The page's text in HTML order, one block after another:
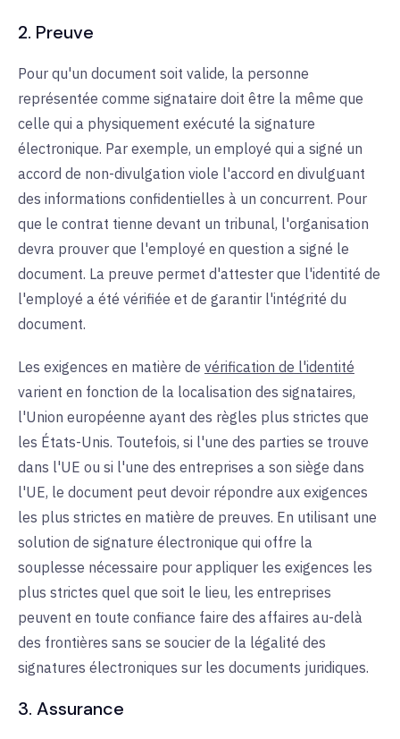
2. Preuve
Pour qu'un document soit valide, la personne
représentée comme signataire doit être la même que
celle qui a physiquement exécuté la signature
électronique. Par exemple, un employé qui a signé un
accord de non-divulgation viole l'accord en divulguant
des informations confidentielles à un concurrent. Pour
que le contrat tienne devant un tribunal, l'organisation
devra prouver que l'employé en question a signé le
document. La preuve permet d'attester que l'identité de
l'employé a été vérifiée et de garantir l'intégrité du
document.
Les exigences en matière de vérification de l'identité
varient en fonction de la localisation des signataires,
l'Union européenne ayant des règles plus strictes que
les États-Unis. Toutefois, si l'une des parties se trouve
dans l'UE ou si l'une des entreprises a son siège dans
l'UE, le document peut devoir répondre aux exigences
les plus strictes en matière de preuves. En utilisant une
solution de signature électronique qui offre la
souplesse nécessaire pour appliquer les exigences les
plus strictes quel que soit le lieu, les entreprises
peuvent en toute confiance faire des affaires au-delà
des frontières sans se soucier de la légalité des
signatures électroniques sur les documents juridiques.
3. Assurance